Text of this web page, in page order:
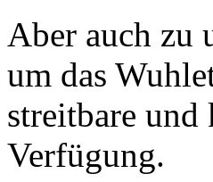
Aber auch zu
um das
streitbare
Verfügung.